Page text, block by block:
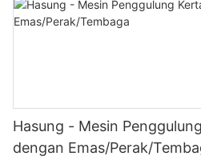
Hasung - Mesin
dengan Emas/Perak/